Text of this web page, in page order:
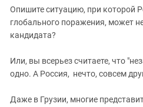
Опишите ситуацию, при которой
глобального поражения, может
кандидата?
Или, вы всерьез считаете, что
одно. А Россия, нечто, совсем
Даже в Грузии, многие